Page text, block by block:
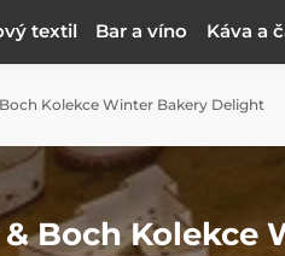
textil Bar a víno Káva a
Kolekce Winter Bakery Delight
Boch Kolekce